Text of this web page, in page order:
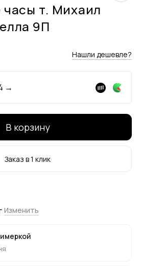
т. Михаил
9П
Нашли дешевле?
→
В корзину
Заказ в 1 клик
Изменить